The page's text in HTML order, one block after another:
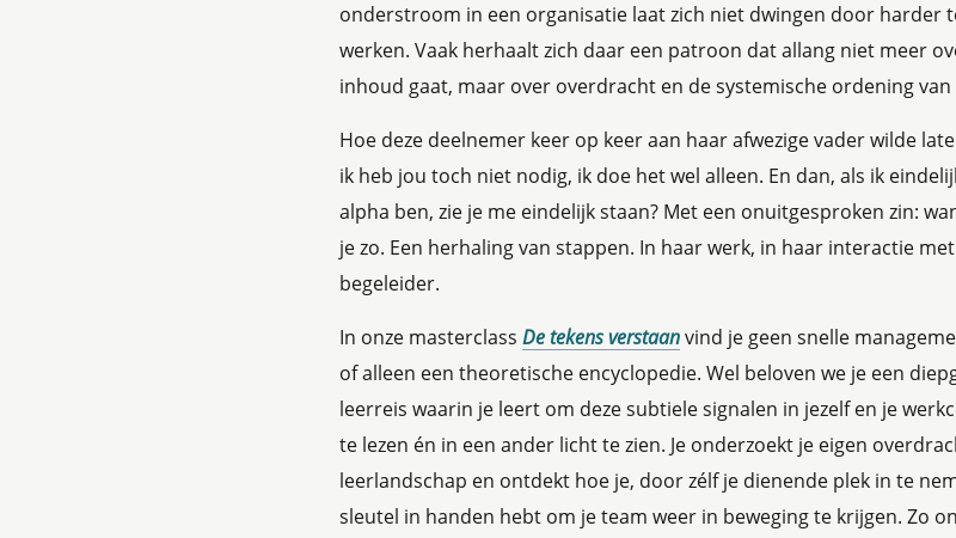
onderstroom in een organisatie laat zich niet dwingen door harder
werken. Vaak herhaalt zich daar een patroon dat allang niet meer
inhoud gaat, maar over overdracht en de systemische ordening van
Hoe deze deelnemer keer op keer aan haar afwezige vader wilde
ik heb jou toch niet nodig, ik doe het wel alleen. En dan, als ik
alpha ben, zie je me eindelijk staan? Met een onuitgesproken zin:
je zo. Een herhaling van stappen. In haar werk, in haar interactie
begeleider.
In onze masterclass De tekens verstaanvind je geen snelle
of alleen een theoretische encyclopedie. Wel beloven we je een
leerreis waarin je leert om deze subtiele signalen in jezelf en je
te lezen én in een ander licht te zien. Je onderzoekt je eigen
leerlandschap en ontdekt hoe je, door zélf je dienende plek in te
sleutel in handen hebt om je team weer in beweging te krijgen. Zo